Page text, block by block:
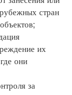
стран
их
они
за